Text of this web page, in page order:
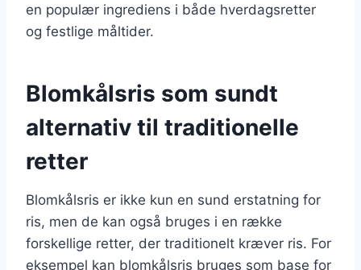
en populær ingrediens i både hverdagsretter
og festlige måltider.
Blomkålsris som sundt
alternativ til traditionelle
retter
Blomkålsris er ikke kun en sund erstatning for
ris, men de kan også bruges i en række
forskellige retter, der traditionelt kræver ris. For
eksempel kan blomkålsris bruges som base for